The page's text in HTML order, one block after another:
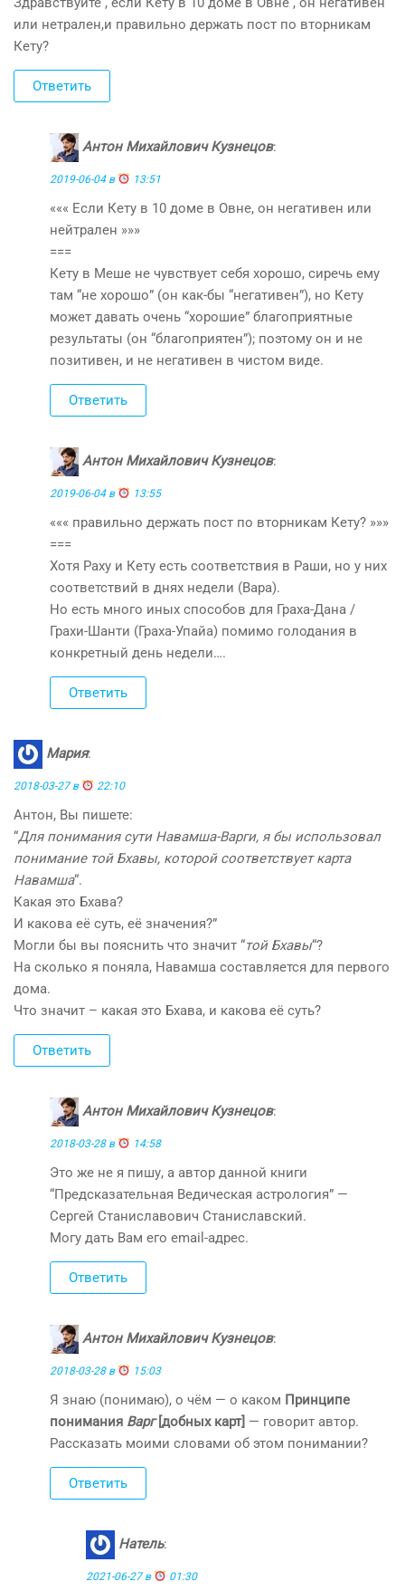
или нетрален,и правильно держать пост по вторникам
Кету?
Ответить
Антон Михайлович Кузнецов:
2019-06-04 в 13:51
««« Если Кету в 10 доме в Овне, он негативен или
нейтрален »»»
===
Кету в Меше не чувствует себя хорошо, сиречь ему
там “не хорошо” (он как-бы “негативен”), но Кету
может давать очень “хорошие” благоприятные
результаты (он “благоприятен”); поэтому он и не
позитивен, и не негативен в чистом виде.
Ответить
Антон Михайлович Кузнецов:
2019-06-04 в 13:55
««« правильно держать пост по вторникам Кету? »»»
===
Хотя Раху и Кету есть соответствия в Раши, но у них
соответствий в днях недели (Вара).
Но есть много иных способов для Граха-Дана /
Грахи-Шанти (Граха-Упайа) помимо голодания в
конкретный день недели….
Ответить
Мария:
2018-03-27 в 22:10
Антон, Вы пишете:
“Для понимания сути Навамша-Варги, я бы использовал
понимание той Бхавы, которой соответствует карта
Навамша“.
Какая это Бхава?
И какова её суть, её значения?”
Могли бы вы пояснить что значит “той Бхавы“?
На сколько я поняла, Навамша составляется для первого
дома.
Что значит – какая это Бхава, и какова её суть?
Ответить
Антон Михайлович Кузнецов:
2018-03-28 в 14:58
Это же не я пишу, а автор данной книги
“Предсказательная Ведическая астрология” —
Сергей Станиславович Станиславский.
Могу дать Вам его email-адрес.
Ответить
Антон Михайлович Кузнецов:
2018-03-28 в 15:03
Я знаю (понимаю), о чём — о каком Принципе
понимания Варг[добных карт] — говорит автор.
Рассказать моими словами об этом понимании?
Ответить
Натель:
2021-06-27 в 01:30